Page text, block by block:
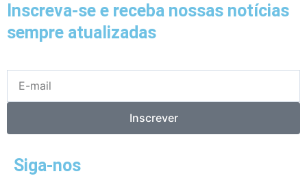
Inscreva-se e receba nossas notícias
sempre atualizadas
mail
Inscrever
Siga-nos